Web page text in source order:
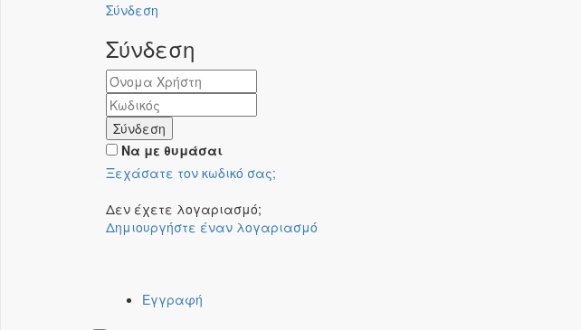
Σύνδεση
Σύνδεση
Σύνδεση
Να με θυμάσαι
Ξεχάσατε τον κωδικό σας;
Δεν έχετε λογαριασμό;
Δημιουργήστε έναν λογαριασμό
Εγγραφή